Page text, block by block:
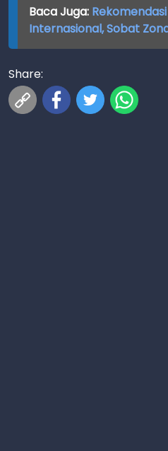
Baca Juga:
Internasional, Sobat
Share: